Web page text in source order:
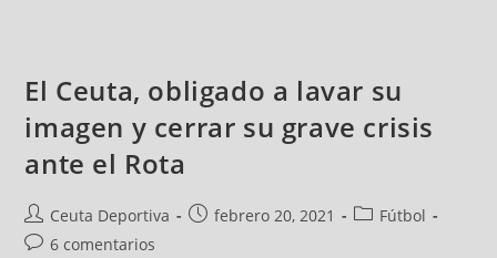
El Ceuta, obligado a lavar su
imagen y cerrar su grave crisis
ante el Rota
Ceuta Deportiva febrero 20, 2021
Fútbol
6 comentarios